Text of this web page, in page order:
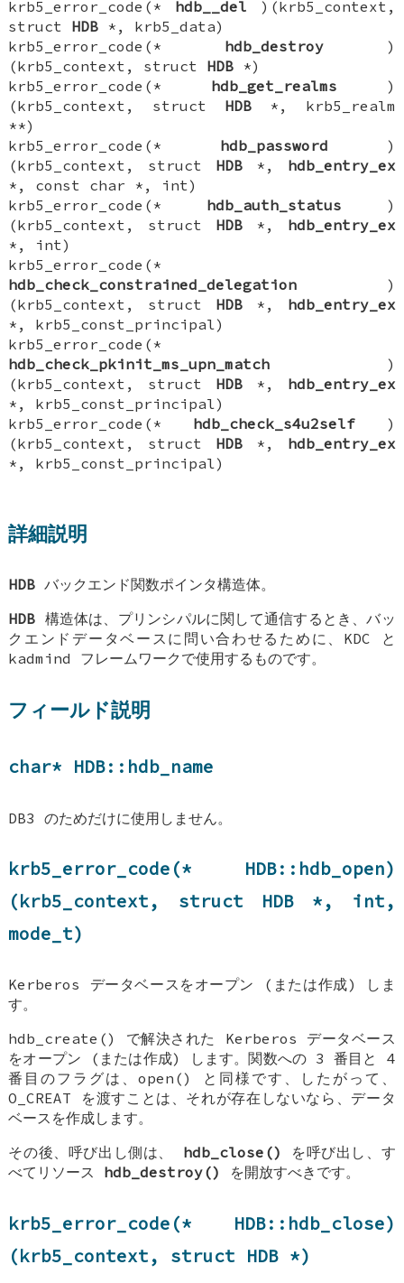
krb5_error_code(* hdb__del )(krb5_context,
struct HDB *, krb5_data)
krb5_error_code(* hdb_destroy )
(krb5_context, struct HDB *)
krb5_error_code(* hdb_get_realms )
(krb5_context, struct HDB *, krb5_realm
**)
krb5_error_code(* hdb_password )
(krb5_context, struct HDB *, hdb_entry_ex
*, const char *, int)
krb5_error_code(* hdb_auth_status )
(krb5_context, struct HDB *, hdb_entry_ex
*, int)
krb5_error_code(*
hdb_check_constrained_delegation )
(krb5_context, struct HDB *, hdb_entry_ex
*, krb5_const_principal)
krb5_error_code(*
hdb_check_pkinit_ms_upn_match )
(krb5_context, struct HDB *, hdb_entry_ex
*, krb5_const_principal)
krb5_error_code(* hdb_check_s4u2self )
(krb5_context, struct HDB *, hdb_entry_ex
*, krb5_const_principal)
詳細説明
HDB バックエンド関数ポインタ構造体。
HDB 構造体は、プリンシパルに関して通信するとき、バッ
クエンドデータベースに問い合わせるために、KDC と
kadmind フレームワークで使用するものです。
フィールド説明
char* HDB::hdb_name
DB3 のためだけに使用しません。
krb5_error_code(* HDB::hdb_open)
(krb5_context, struct HDB *, int,
mode_t)
Kerberos データベースをオープン (または作成) しま
す。
hdb_create() で解決された Kerberos データベース
をオープン (または作成) します。関数への 3 番目と 4
番目のフラグは、open() と同様です、したがって、
O_CREAT を渡すことは、それが存在しないなら、データ
ベースを作成します。
その後、呼び出し側は、 hdb_close()
を呼び出し、す
べてリソース hdb_destroy() を開放すべきです。
krb5_error_code(* HDB::hdb_close)
(krb5_context, struct HDB *)